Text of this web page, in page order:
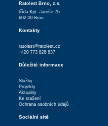
Ratolest Brno, z.s.
třída Kpt. Jaroše 7b
602 00 Brno
Kontakty
ratolest@ratolest.cz
+420 773 826 837
Důležité informace
Služby
Projekty
Aktuality
Ke stažení
Ochrana osobních údajů
Sociální sítě